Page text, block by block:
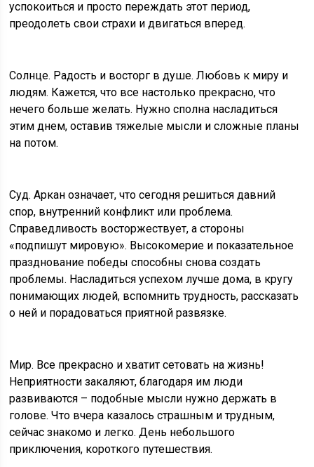
успокоиться и просто переждать этот период,
преодолеть свои страхи и двигаться вперед.
Солнце. Радость и восторг в душе. Любовь к миру и
людям. Кажется, что все настолько прекрасно, что
нечего больше желать. Нужно сполна насладиться
этим днем, оставив тяжелые мысли и сложные планы
на потом.
Суд. Аркан означает, что сегодня решиться давний
спор, внутренний конфликт или проблема.
Справедливость восторжествует, а стороны
«подпишут мировую». Высокомерие и показательное
празднование победы способны снова создать
проблемы. Насладиться успехом лучше дома, в кругу
понимающих людей, вспомнить трудность, рассказать
о ней и порадоваться приятной развязке.
Мир. Все прекрасно и хватит сетовать на жизнь!
Неприятности закаляют, благодаря им люди
развиваются – подобные мысли нужно держать в
голове. Что вчера казалось страшным и трудным,
сейчас знакомо и легко. День небольшого
приключения, короткого путешествия.